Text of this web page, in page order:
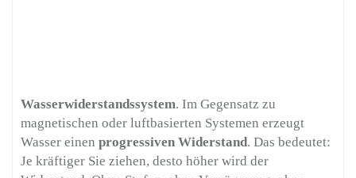
Wasserwiderstandssystem. Im Gegensatz zu
magnetischen oder luftbasierten Systemen erzeugt
Wasser einen progressiven Widerstand. Das bedeutet:
Je kräftiger Sie ziehen, desto höher wird der